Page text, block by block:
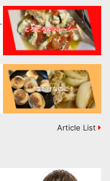
Article List